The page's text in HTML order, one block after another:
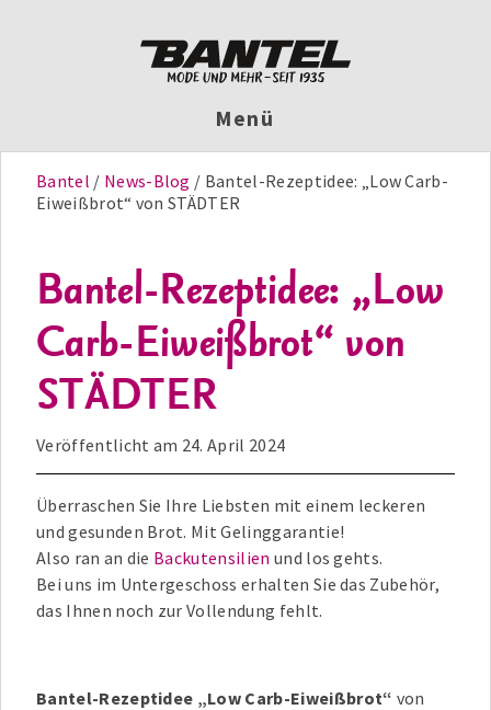
Menü
Bantel News-Blog
Bantel-Rezeptidee: „Low Carb-
Eiweißbrot“ von STÄDTER
Bantel-Rezeptidee: „Low
Carb-Eiweißbrot“ von
STÄDTER
Veröffentlicht am 24. April 2024
Überraschen Sie Ihre Liebsten mit einem leckeren
und gesunden Brot. Mit Gelinggarantie!
Also ran an die Backutensilien und los gehts.
Bei uns im Untergeschoss erhalten Sie das Zubehör,
das Ihnen noch zur Vollendung fehlt.
Bantel-Rezeptidee „Low Carb-Eiweißbrot“ von